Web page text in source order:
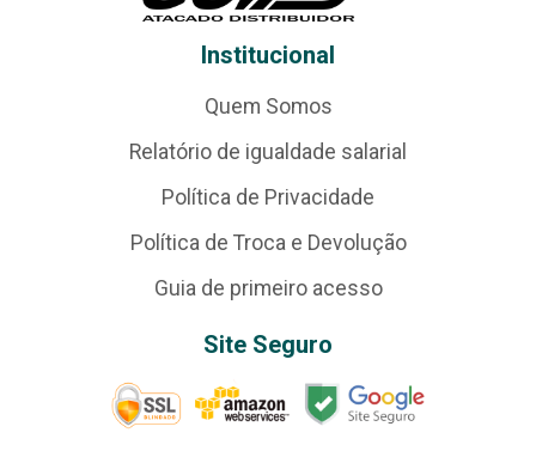
Institucional
Quem Somos
Relatório de igualdade salarial
Política de Privacidade
Política de Troca e Devolução
Guia de primeiro acesso
Site Seguro